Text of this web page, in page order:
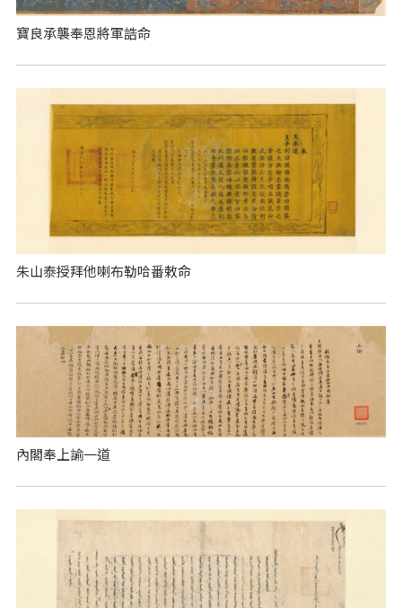
寶良承襲奉恩將軍誥命
朱山泰授拜他喇布勒哈番敕命
內閣奉上諭一道